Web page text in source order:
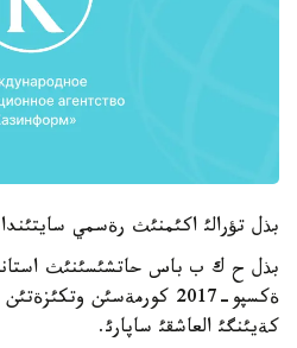
بذل تؤرالئ اكئمنئث رةسمي سايتئندا
بذل ح ك ب باس حاتشئسئنئث
ةكسپو-2017 كورمةسئن
كةيئنگئ العاشقئ ساپارئ.